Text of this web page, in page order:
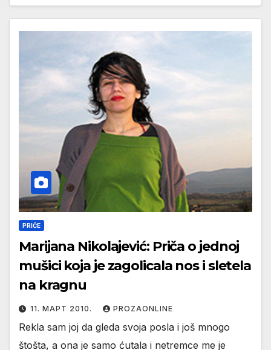
PRIČE
Marijana Nikolajević: Priča o jednoj
mušici koja je zagolicala nos i sletela
na kragnu
11. МАРТ 2010. PROZAONLINE
Rekla sam joj da gleda svoja posla i još mnogo
štošta, a ona je samo ćutala i netremce me je